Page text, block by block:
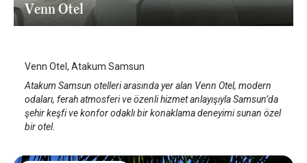
Venn Otel
Venn Otel, Atakum Samsun
Atakum Samsun otelleri arasında yer alan Venn Otel, modern
odaları, ferah atmosferi ve özenli hizmet anlayışıyla Samsun’da
şehir keşfi ve konfor odaklı bir konaklama deneyimi sunan özel
bir otel.